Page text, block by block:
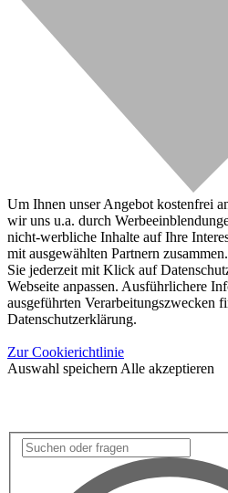
Um Ihnen unser Angebot kostenfrei
wir uns u.a. durch
nicht-werbliche Inhalte auf Ihre
mit ausgewählten Partnern
Sie jederzeit mit Klick auf
Webseite anpassen. Ausführlichere
ausgeführten Verarbeitungszwecken
Datenschutzerklärung.
Zur Cookierichtlinie
Auswahl speichern Alle akzeptieren